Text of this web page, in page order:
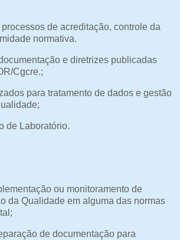
de acreditação, controle da
normativa.
e diretrizes publicadas
Cgcre.;
para tratamento de dados e gestão
de Laboratório.
ou monitoramento de
da Qualidade em alguma das normas
de documentação para